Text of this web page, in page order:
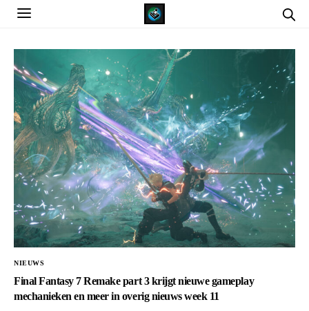
NIEUWS
Final Fantasy 7 Remake part 3 krijgt nieuwe gameplay
mechanieken en meer in overig nieuws week 11